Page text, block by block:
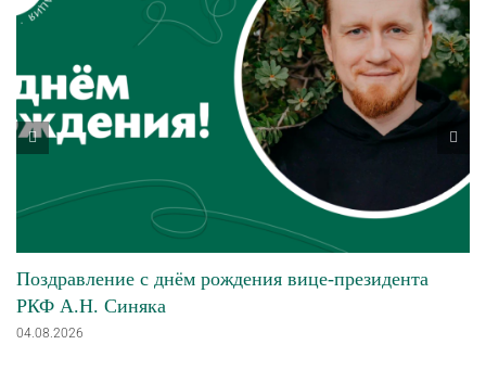
Поздравление с днём рождения вице-президента
РКФ А.Н. Синяка
04.08.2026